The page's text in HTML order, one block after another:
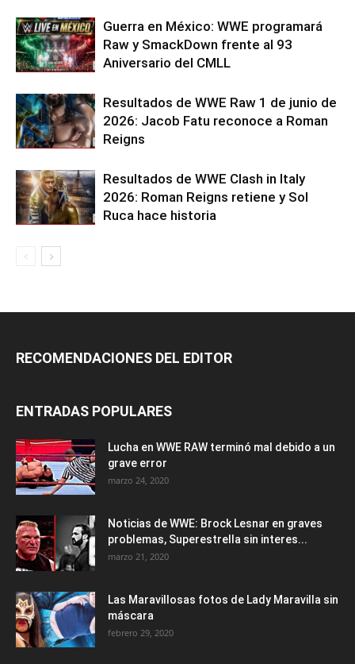
Guerra en México: WWE programará
Raw y SmackDown frente al 93
Aniversario del CMLL
Resultados de WWE Raw 1 de junio de
2026: Jacob Fatu reconoce a Roman
Reigns
Resultados de WWE Clash in Italy
2026: Roman Reigns retiene y Sol
Ruca hace historia
RECOMENDACIONES DEL EDITOR
ENTRADAS POPULARES
Lucha en WWE RAW terminó mal debido a un
grave error
marzo 24, 2020
Noticias de WWE: Brock Lesnar en graves
problemas, Superestrella sin interes...
marzo 21, 2020
Las Maravillosas fotos de Lady Maravilla sin
máscara
febrero 29, 2020